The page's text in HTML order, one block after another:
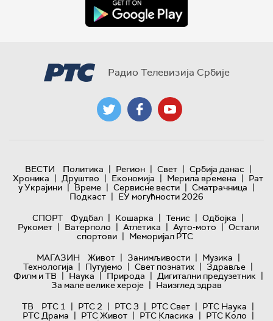
Радио Телевизија Србије
ВЕСТИ Политика | Регион | Свет | Србија данас |
Хроника | Друштво | Економија | Мерила времена | Рат
у Украјини | Време | Сервисне вести | Сматрачница |
Подкаст | ЕУ могућности 2026
СПОРТ
Фудбал | Кошарка | Тенис | Одбојка |
Рукомет | Ватерполо | Атлетика | Ауто-мото | Остали
спортови | Меморијал РТС
МАГАЗИН
Живот | Занимљивости | Музика |
Технологијa | Путујемо | Свет познатих | Здравље |
Филм и ТВ | Наука | Природа | Дигитални предузетник |
За мале велике хероје | Наизглед здрав
ТВ
РТС 1 | РТС 2 | РТС 3 | РТС Свет | РТС Наука |
РТС Драма | РТС Живот | РТС Класика | РТС Коло |